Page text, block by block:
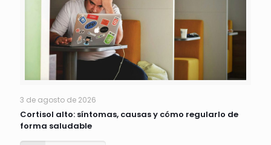
3 de agosto de 2026
Cortisol alto: síntomas, causas y cómo regularlo de
forma saludable